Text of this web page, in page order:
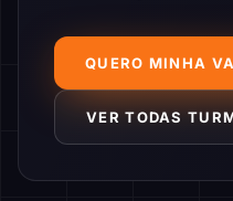
QUERO MINHA
VER TODAS